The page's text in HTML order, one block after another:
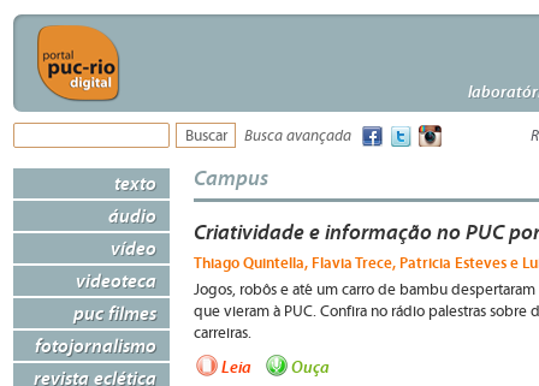
Busca avançada
texto
áudio
vídeo
videoteca
puc filmes
fotojornalismo
revista eclética
Campus
Criatividade e informação no PUC
Thiago Quintella, Flavia Trece, Patricia Esteves e
Jogos, robôs e até um carro de bambu
que vieram à PUC. Confira no rádio palestras
carreiras.
Leia Ouça